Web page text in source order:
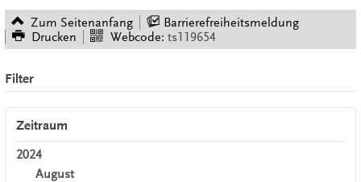
Zum Seitenanfang
Barrierefreiheitsmeldung
Drucken
Webcode: ts119654
Filter
Zeitraum
2024
August